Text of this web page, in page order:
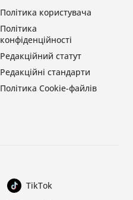
Політика користувача
Політика
конфіденційності
Редакційний статут
Редакційні стандарти
Політика Cookie-файлів
TikTok